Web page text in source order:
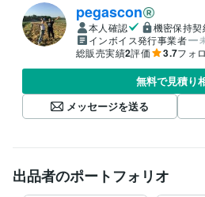
pegascon
本人確認
機密保持
インボイス発行事業者
総販売実績2評価 3.7フォ
無料で見積り
メッセージを送る
出品者のポートフォリオ